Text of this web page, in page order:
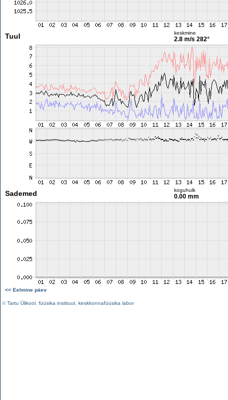
Tuul keskmine
2.8 m/s 282°
Sademed koguhulk
0.00 mm
<< Eelmine päev
©Tartu Ülikool füüsika instituut keskkonnafüüsika labor